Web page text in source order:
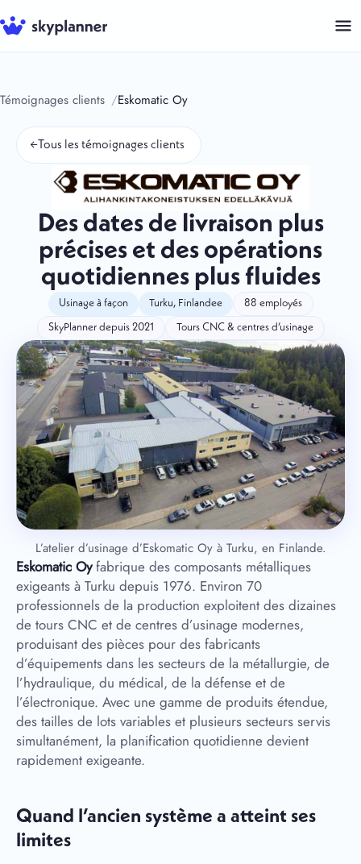
Aller
au
Témoignages clients Eskomatic Oy
←Tous les témoignages clients
Des dates de livraison plus
précises et des opérations
quotidiennes plus fluides
Usinage à façon Turku, Finlandee 88 employés
SkyPlanner depuis 2021 Tours CNC & centres d’usinage
L’atelier d’usinage d’Eskomatic Oy à Turku, en Finlande.
Eskomatic Oyfabrique des composants métalliques
exigeants à Turku depuis 1976. Environ 70
professionnels de la production exploitent des dizaines
de tours CNC et de centres d’usinage modernes,
produisant des pièces pour des fabricants
d’équipements dans les secteurs de la métallurgie, de
l’hydraulique, du médical, de la défense et de
l’électronique. Avec une gamme de produits étendue,
des tailles de lots variables et plusieurs secteurs servis
simultanément, la planification quotidienne devient
rapidement exigeante.
Quand l’ancien système a atteint ses
limites